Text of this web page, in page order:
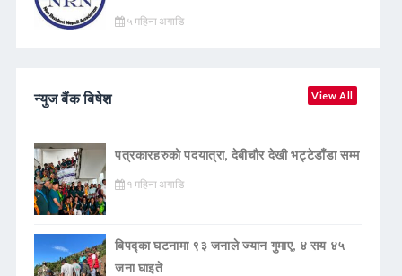
५ महिना अगाडि
न्युज बैंक बिषेश View All
पत्रकारहरुको पदयात्रा, देबीचौर देखी भट्टेडाँडा सम्म
१ महिना अगाडि
बिपद्का घटनामा ९३ जनाले ज्यान गुमाए, ४ सय ४५
जना घाइते